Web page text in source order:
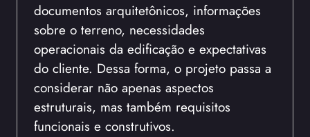
documentos arquitetônicos, informações
sobre o terreno, necessidades
operacionais da edificação e expectativas
do cliente. Dessa forma, o projeto passa a
considerar não apenas aspectos
estruturais, mas também requisitos
funcionais e construtivos.